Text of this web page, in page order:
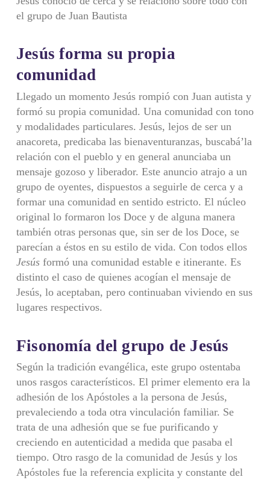
el grupo de Juan Bautista
Jesús forma su propia
comunidad
Llegado un momento Jesús rompió con Juan autista y
formó su propia comunidad. Una comunidad con tono
y modalidades particulares. Jesús, lejos de ser un
anacoreta, predicaba las bienaventuranzas, buscabá’la
relación con el pueblo y en general anunciaba un
mensaje gozoso y liberador. Este anuncio atrajo a un
grupo de oyentes, dispuestos a seguirle de cerca y a
formar una comunidad en sentido estricto. El núcleo
original lo formaron los Doce y de alguna manera
también otras personas que, sin ser de los Doce, se
parecían a éstos en su estilo de vida. Con todos ellos
Jesús formó una comunidad estable e itinerante. Es
distinto el caso de quienes acogían el mensaje de
Jesús, lo aceptaban, pero continuaban viviendo en sus
lugares respectivos.
Fisonomía del grupo de Jesús
Según la tradición evangélica, este grupo ostentaba
unos rasgos característicos. El primer elemento era la
adhesión de los Apóstoles a la persona de Jesús,
prevaleciendo a toda otra vinculación familiar. Se
trata de una adhesión que se fue purificando y
creciendo en autenticidad a medida que pasaba el
tiempo. Otro rasgo de la comunidad de Jesús y los
Apóstoles fue la referencia explicita y constante del